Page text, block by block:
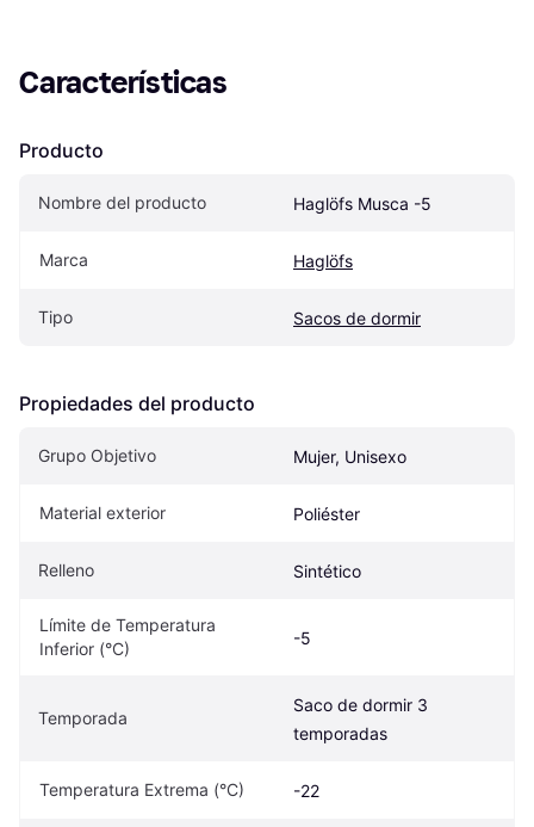
Características
Producto
Nombre del producto Haglöfs Musca -5
Marca Haglöfs
Tipo Sacos de dormir
Propiedades del producto
Grupo Objetivo Mujer, Unisexo
Material exterior Poliéster
Relleno Sintético
Límite de Temperatura
Inferior (°C)
-5
Temporada
Saco de dormir 3
temporadas
Temperatura Extrema (°C) -22